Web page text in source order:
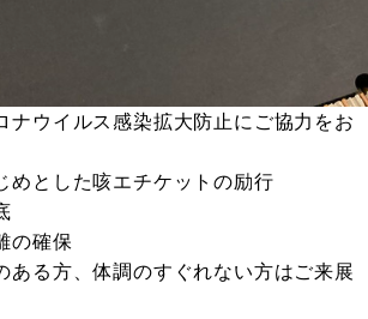
ナウイルス感染拡大防止にご協力をお
めとした咳エチケットの励行
の確保
る方、体調のすぐれない方はご来展